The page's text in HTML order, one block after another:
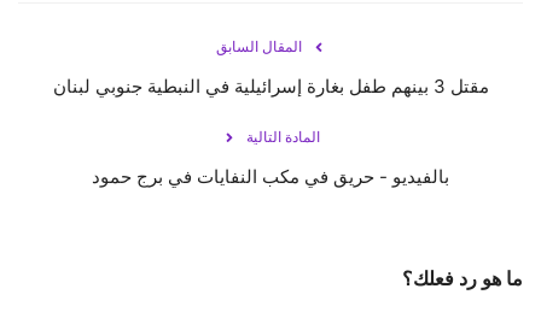
المقال السابق
مقتل 3 بينهم طفل بغارة إسرائيلية في النبطية جنوبي لبنان
المادة التالية
بالفيديو - حريق في مكب النفايات في برج حمود
ما هو رد فعلك؟